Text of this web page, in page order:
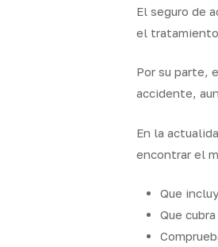
El seguro de
el
Por su parte,
accidente,
En la
encontrar el
Que
Que